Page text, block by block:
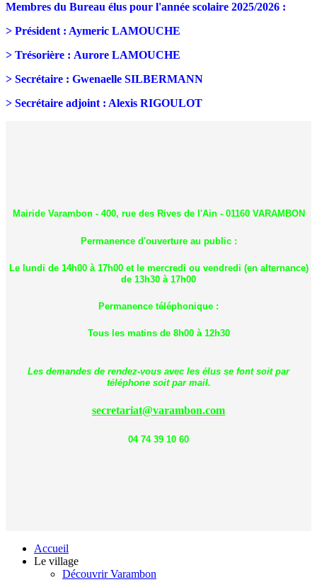
Membres du Bureau élus pour l'année scolaire 2025/2026 :
> Président : Aymeric LAMOUCHE
> Trésorière : Aurore LAMOUCHE
> Secrétaire : Gwenaelle SILBERMANN
> Secrétaire adjoint : Alexis RIGOULOT
Mairide Varambon - 400, rue des Rives de l'Ain - 01160 VARAMBON
Permanence d'ouverture au public :
Le lundi de 14h00 à 17h00 et le mercredi ou vendredi (en alternance)
de 13h30 à 17h00
Permanence téléphonique :
Tous les matins de 8h00 à 12h30
Les demandes de rendez-vous avec les élus se font soit par
téléphone soit par mail.
secretariat@varambon.com
04 74 39 10 60
Accueil
Le village
Découvrir Varambon